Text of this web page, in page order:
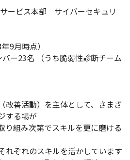
できる環境です。
ービス本部　サイバーセキュリ
9月時点）
ー23名 （うち脆弱性診断チーム
改善活動）を主体として、さまざ
する場が
り組み次第でスキルを更に磨ける
れぞれのスキルを活かしています